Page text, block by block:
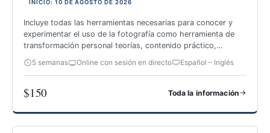
INICIO: 10 DE AGOSTO DE 2026
Incluye todas las herramientas necesarias para conocer y
experimentar el uso de la fotografía como herramienta de
transformación personal teorías, contenido práctico,
5 semanas Online con sesión en directo Español – Inglés
$150 Toda la información→